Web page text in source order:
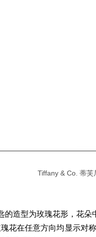
Tiffany & Co. 蒂芙
造型为玫瑰花形，花朵
花在任意方向均显示对